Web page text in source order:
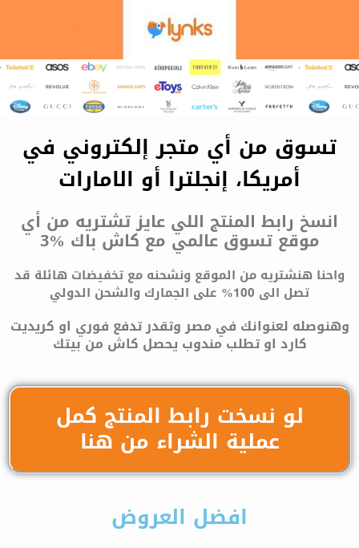
تسوق من أي متجر إلكتروني في
أمريكا، إنجلترا أو الامارات
انسخ رابط المنتج اللي عايز تشتريه من أي
موقع تسوق عالمي مع كاش باك %3
واحنا هنشتريه من الموقع ونشحنه مع تخفيضات هائلة قد
تصل الى 100% على الجمارك والشحن الدولي
وهنوصله لعنوانك في مصر وتقدر تدفع فوري او كريديت
كارد او تطلب مندوب يحصل كاش من بيتك
لو نسخت رابط المنتج كمل
عملية الشراء من هنا
افضل العروض